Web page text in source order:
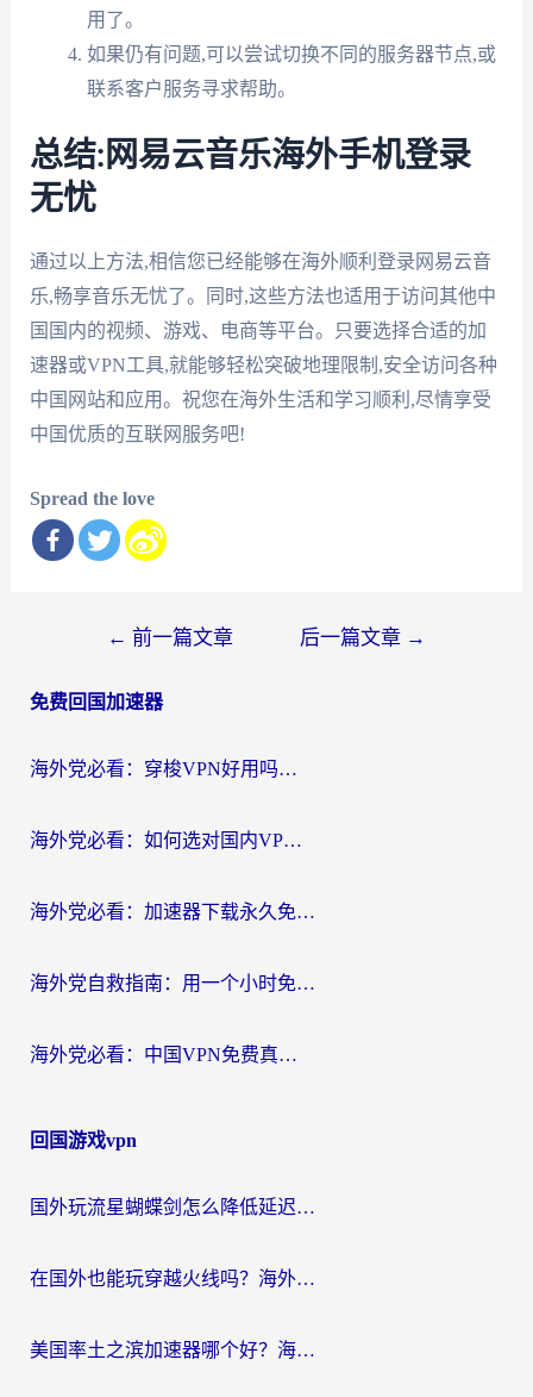
用了。
如果仍有问题,可以尝试切换不同的服务器节点,或
联系客户服务寻求帮助。
总结:网易云音乐海外手机登录
无忧
通过以上方法,相信您已经能够在海外顺利登录网易云音
乐,畅享音乐无忧了。同时,这些方法也适用于访问其他中
国国内的视频、游戏、电商等平台。只要选择合适的加
速器或VPN工具,就能够轻松突破地理限制,安全访问各种
中国网站和应用。祝您在海外生活和学习顺利,尽情享受
中国优质的互联网服务吧!
Spread the love
导
← 前一篇文章 后一篇文章 →
免费回国加速器
海外党必看：穿梭VPN好用吗？和云帆VPN对比哪个回国效果更好？附真实测评+避坑指南
海外党必看：如何选对国内VPN，实现无缝访问国内资源？
海外党必看：加速器下载永久免费版真的存在吗？教你无缝访问国内资源的正确姿势
海外党自救指南：用一个小时免费加速器，轻松打破国内资源访问壁垒？
海外党必看：中国VPN免费真的靠谱吗？手把手教你选对回国加速器
回国游戏vpn
国外玩流星蝴蝶剑怎么降低延迟？海外党必看的加速秘籍（含欧洲鸣潮&彩虹岛优化攻略）
在国外也能玩穿越火线吗？海外玩家国服游戏畅玩终极指南
美国率土之滨加速器哪个好？海外党国服游戏畅玩终极指南（附多游戏解决方案）